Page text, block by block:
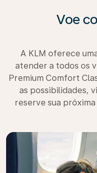
Voe
A KLM oferece
atender a todos os
Premium Comfort
as possibilidades,
reserve sua